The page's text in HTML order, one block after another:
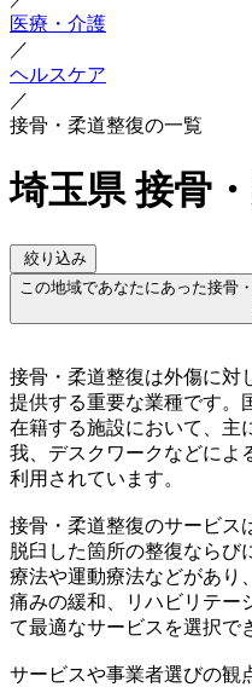
医療・介護
／
ヘルスケア
／
接骨・柔道整復の一覧
埼玉県 接骨
絞り込み
この地域であなたにあった接骨
接骨・柔道整復は外傷に対
提供する重要な業種です。
在籍する施設において、主
我、デスクワークなどによ
利用されています。
接骨・柔道整復のサービス
脱臼した箇所の整復ならび
療法や運動療法などがあり
痛みの緩和、リハビリテー
て最適なサービスを選択で
サービスや事業者選びの観